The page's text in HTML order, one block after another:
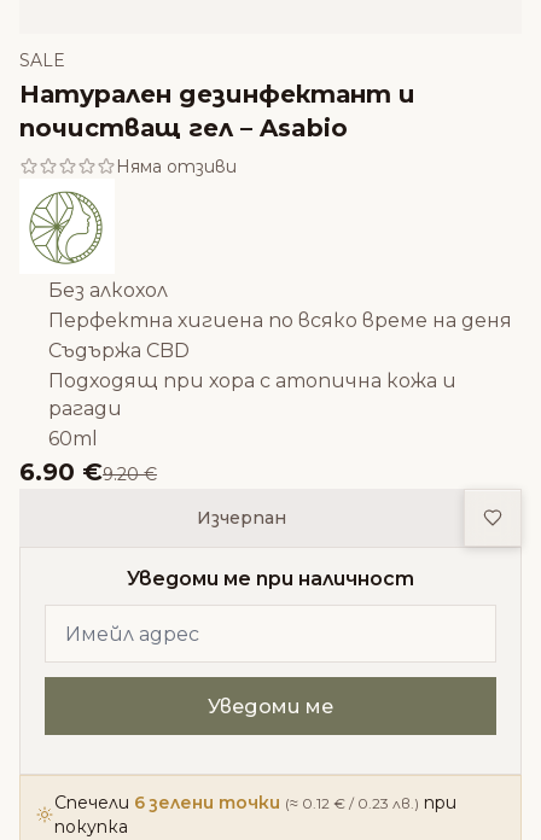
SALE
Натурален дезинфектант и
почистващ гел – Asabio
Няма отзиви
Без алкохол
Перфектна хигиена по всяко време на деня
Съдържа CBD
Подходящ при хора с атопична кожа и
рагади
60ml
6.90 €9.20 €
Изчерпан
Уведоми ме при наличност
Спечели 6 зелени точки (≈ 0.12 € / 0.23 лв.) при
покупка